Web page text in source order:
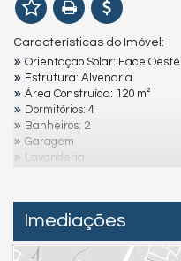
Características do Imóvel:
Orientação Solar: Face Oeste
Estrutura: Alvenaria
Área Construída: 120 m²
Dormitórios: 4
Banheiros: 2
Garagem
Lavanderia
Destaques e Diferenciais:
Ambientes Amplos e Arejados
Imediações